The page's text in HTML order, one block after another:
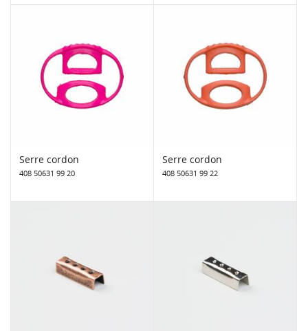
Serre cordon
408 50631 99 20
Serre cordon
408 50631 99 22